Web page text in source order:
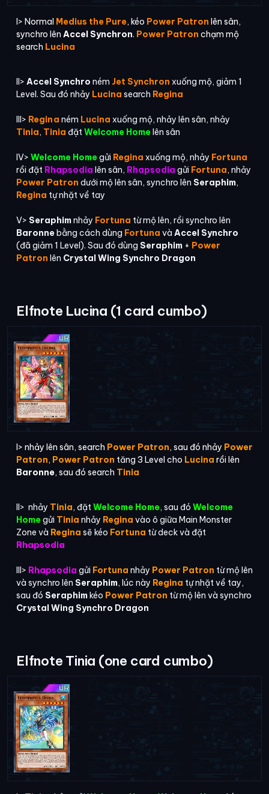
I> Normal Medius the Pure, kéo Power Patron lên sân,
synchro lên Accel Synchron. Power Patron chạm mộ
search Lucina
II> Accel Synchro ném Jet Synchron xuống mộ, giảm 1
Level. Sau đó nhảy Lucina search Regina
III> Regina ném Lucina xuống mộ, nhảy lên sân, nhảy
Tinia, Tinia đặtWelcome Home lên sân
IV> Welcome Homegửi Regina xuống mộ, nhảy Fortuna
rồi đặt Rhapsodia lên sân, Rhapsodia gửi Fortuna, nhảy
Power Patron dưới mộ lên sân, synchro lên Seraphim,
Regina tự nhặt về tay
V> Seraphimnhảy Fortuna từ mộ lên, rồi synchro lên
Baronne bằng cách dùng Fortuna và Accel Synchro
(đã giảm 1 Level). Sau đó dùng Seraphim + Power
Patron lên Crystal Wing Synchro Dragon
Elfnote Lucina (1 card cumbo)
I> nhảy lên sân, search Power Patron, sau đó nhảy Power
Patron, Power Patron tăng 3 Level cho Lucina rồi lên
Baronne, sau đó search Tinia
II> nhảy Tinia, đặtWelcome Home, sau đó Welcome
Homegửi Tinia nhảy Regina vào ô giữa Main Monster
Zone và Regina sẽ kéo Fortuna từ deck và đặt
Rhapsodia
III> Rhapsodia gửi Fortuna nhảy Power Patron từ mộ lên
và synchro lên Seraphim, lúc này Regina tự nhặt về tay,
sau đó Seraphim kéo Power Patron từ mộ lên và synchro
Crystal Wing Synchro Dragon
Elfnote Tinia (one card cumbo)